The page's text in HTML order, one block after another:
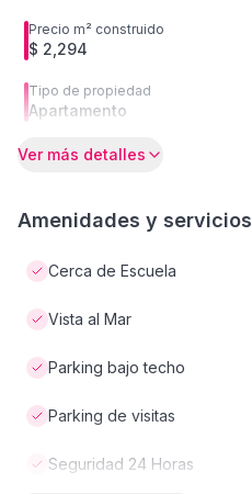
Precio m² construido
$ 2,294
Tipo de propiedad
Apartamento
Ver más detalles
Amenidades y servicios
Cerca de Escuela
Vista al Mar
Parking bajo techo
Parking de visitas
Seguridad 24 Horas